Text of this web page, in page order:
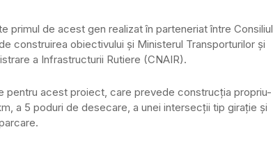
primul de acest gen realizat în parteneriat între Consiliul
construirea obiectivului și Ministerul Transporturilor și
a Infrastructurii Rutiere (CNAIR).
pentru acest proiect, care prevede construcția propriu-
a 5 poduri de desecare, a unei intersecții tip girație și